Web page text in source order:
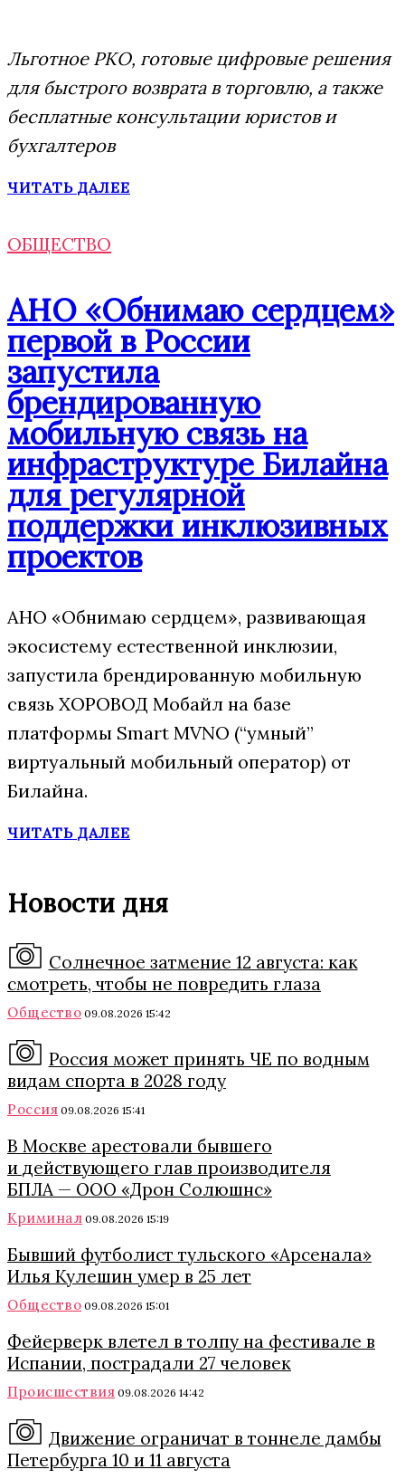
Льготное РКО, готовые цифровые решения
для быстрого возврата в торговлю, а также
бесплатные консультации юристов и
бухгалтеров
ЧИТАТЬ ДАЛЕЕ
ОБЩЕСТВО
АНО «Обнимаю сердцем»
первой в России
запустила
брендированную
мобильную связь на
инфраструктуре Билайна
для регулярной
поддержки инклюзивных
проектов
АНО «Обнимаю сердцем», развивающая
экосистему естественной инклюзии,
запустила брендированную мобильную
связь ХОРОВОД Мобайл на базе
платформы Smart MVNO (“умный”
виртуальный мобильный оператор) от
Билайна.
ЧИТАТЬ ДАЛЕЕ
Новости дня
Солнечное затмение 12 августа: как
смотреть, чтобы не повредить глаза
Общество 09.08.2026 15:42
Россия может принять ЧЕ по водным
видам спорта в 2028 году
Россия 09.08.2026 15:41
В Москве арестовали бывшего
и действующего глав производителя
БПЛА — ООО «Дрон Солюшнс»
Криминал 09.08.2026 15:19
Бывший футболист тульского «Арсенала»
Илья Кулешин умер в 25 лет
Общество 09.08.2026 15:01
Фейерверк влетел в толпу на фестивале в
Испании, пострадали 27 человек
Происшествия 09.08.2026 14:42
Движение ограничат в тоннеле дамбы
Петербурга 10 и 11 августа